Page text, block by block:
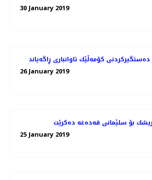
30 January 2019
كۆمەڵێك تاوانباری ڕاگەیاند
26 January 2019
بۆ سلێمانی قەدەغە دەكرێت
25 January 2019